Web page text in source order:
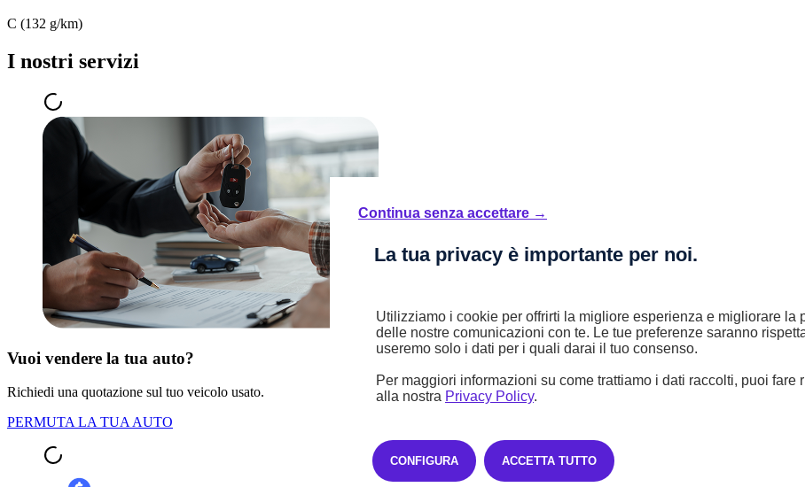
C (132 g/km)
I nostri servizi
Vuoi vendere la tua auto?
Richiedi una quotazione sul tuo veicolo usato.
PERMUTA LA TUA AUTO
Continua senza accettare →
La tua privacy è importante per noi.
Utilizziamo i cookie per offrirti la migliore esperienza e migliorare la
delle nostre comunicazioni con te. Le tue preferenze saranno
useremo solo i dati per i quali darai il tuo consenso.
Per maggiori informazioni su come trattiamo i dati raccolti, puoi fare
alla nostra Privacy Policy.
CONFIGURA ACCETTA TUTTO